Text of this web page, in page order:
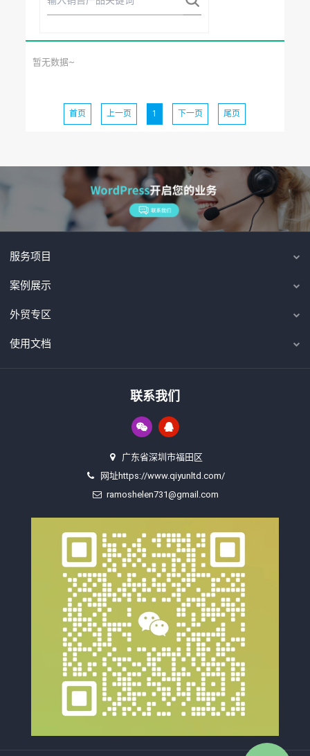
暂无数据~
首页 上一页 1 下一页 尾页
服务项目
案例展示
外贸专区
使用文档
联系我们
广东省深圳市福田区
网址https://www.qiyunltd.com/
ramoshelen731@gmail.com